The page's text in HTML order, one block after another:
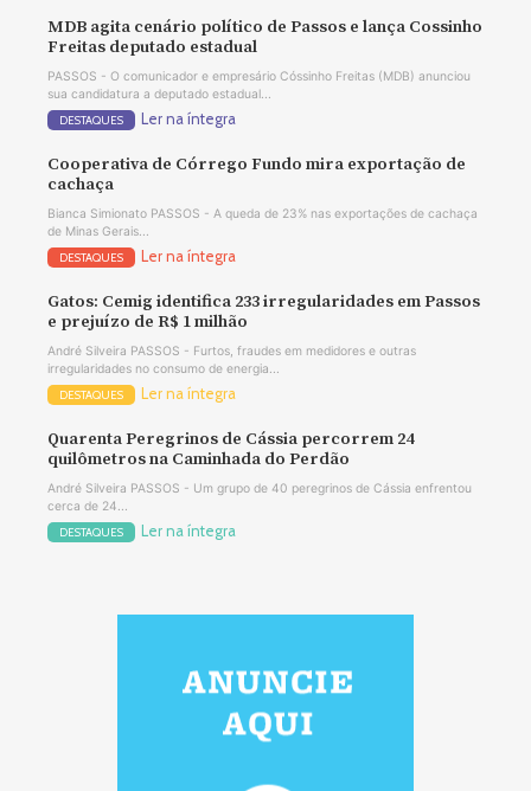
MDB agita cenário político de Passos e lança Cossinho
Freitas deputado estadual
PASSOS - O comunicador e empresário Cóssinho Freitas (MDB) anunciou
sua candidatura a deputado estadual...
DESTAQUES Ler na íntegra
Cooperativa de Córrego Fundo mira exportação de
cachaça
Bianca Simionato PASSOS - A queda de 23% nas exportações de cachaça
de Minas Gerais...
DESTAQUES Ler na íntegra
Gatos: Cemig identifica 233 irregularidades em Passos
e prejuízo de R$ 1 milhão
André Silveira PASSOS - Furtos, fraudes em medidores e outras
irregularidades no consumo de energia...
DESTAQUES Ler na íntegra
Quarenta Peregrinos de Cássia percorrem 24
quilômetros na Caminhada do Perdão
André Silveira PASSOS - Um grupo de 40 peregrinos de Cássia enfrentou
cerca de 24...
DESTAQUES Ler na íntegra